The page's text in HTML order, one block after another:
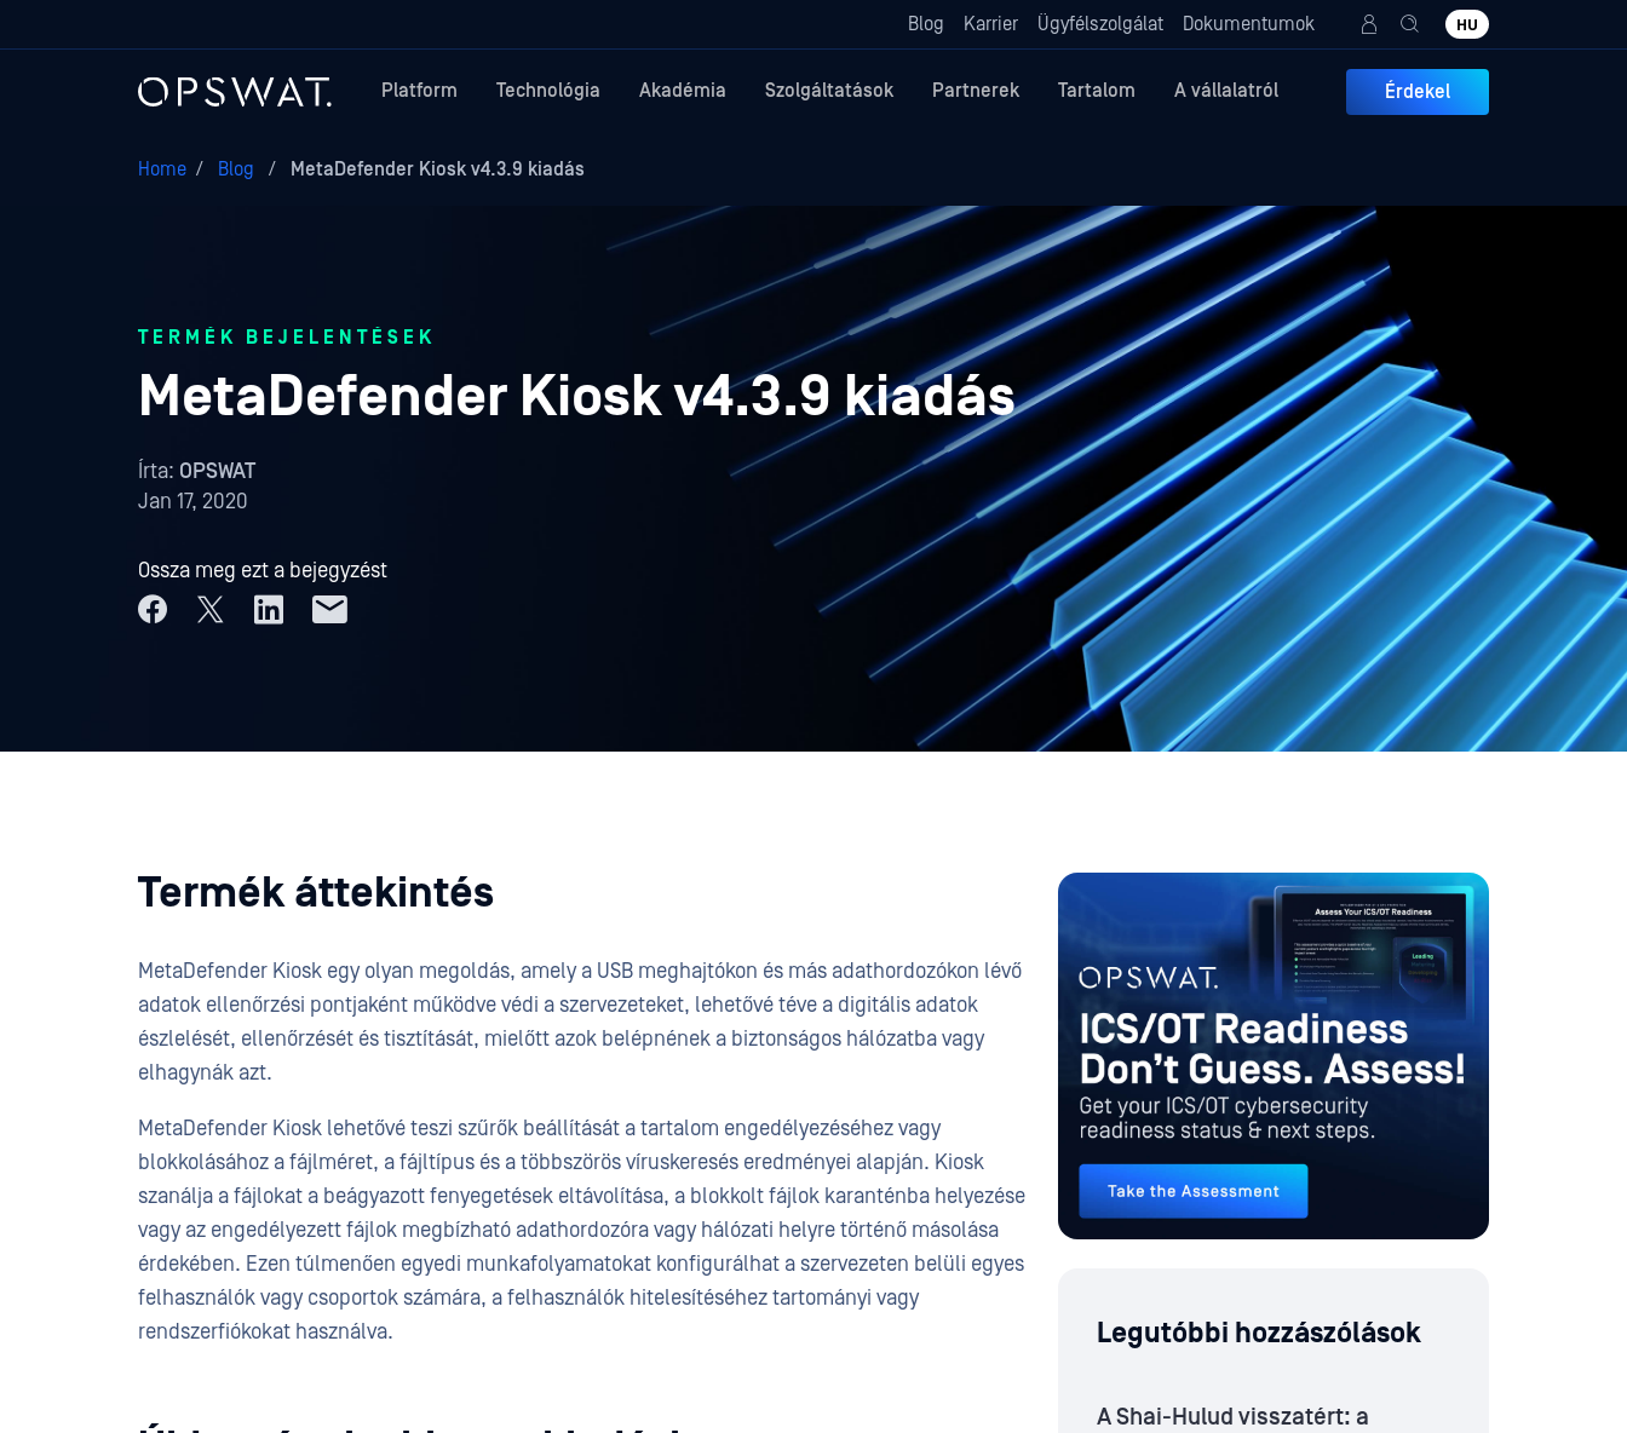
Blog Karrier Ügyfélszolgálat Dokumentumok HU
Platform Technológia Akadémia Szolgáltatások Partnerek Tartalom A vállalatról Érdekel
Home / Blog / MetaDefender Kiosk v4.3.9 kiadás
TERMÉK BEJELENTÉSEK
MetaDefender Kiosk v4.3.9 kiadás
Írta: OPSWAT
Jan 17, 2020
Ossza meg ezt a bejegyzést
Termék áttekintés
MetaDefender Kiosk egy olyan megoldás, amely a USB meghajtókon és más adathordozókon lévő
adatok ellenőrzési pontjaként működve védi a szervezeteket, lehetővé téve a digitális adatok
észlelését, ellenőrzését és tisztítását, mielőtt azok belépnének a biztonságos hálózatba vagy
elhagynák azt.
MetaDefender Kiosk lehetővé teszi szűrők beállítását a tartalom engedélyezéséhez vagy
blokkolásához a fájlméret, a fájltípus és a többszörös víruskeresés eredményei alapján. Kiosk
szanálja a fájlokat a beágyazott fenyegetések eltávolítása, a blokkolt fájlok karanténba helyezése
vagy az engedélyezett fájlok megbízható adathordozóra vagy hálózati helyre történő másolása
érdekében. Ezen túlmenően egyedi munkafolyamatokat konfigurálhat a szervezeten belüli egyes
felhasználók vagy csoportok számára, a felhasználók hitelesítéséhez tartományi vagy
rendszerfiókokat használva.
Legutóbbi hozzászólások
A Shai-Hulud visszatért: a